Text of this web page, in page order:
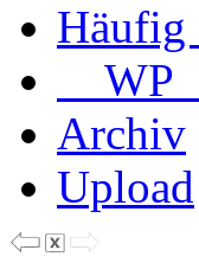
Häufig
WP
Archiv
Upload